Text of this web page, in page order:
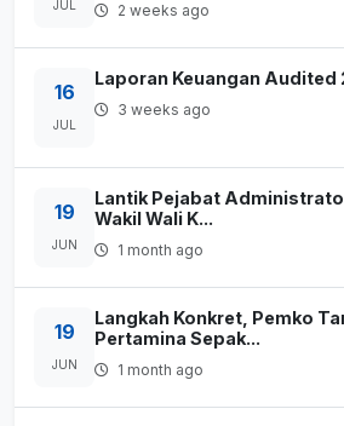
JUL 2 weeks ago
16
JUL
Laporan Keuangan Audited
3 weeks ago
19
JUN
Lantik Pejabat
Wakil Wali K...
1 month ago
19
JUN
Langkah Konkret, Pemko
Pertamina Sepak...
1 month ago